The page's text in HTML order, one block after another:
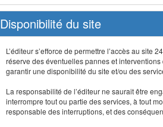
Disponibilité du site
L’éditeur s’efforce de permettre l’accès au
réserve des éventuelles pannes et
garantir une disponibilité du site et/ou des
La responsabilité de l’éditeur ne saurait être
interrompre tout ou partie des services, à tout
responsable des interruptions, et des